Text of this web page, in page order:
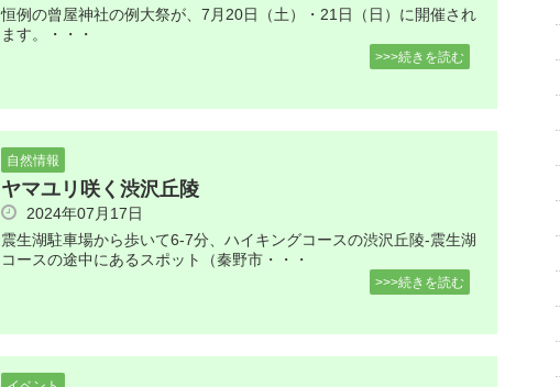
恒例の曾屋神社の例大祭が、7月20日（土）・21日（日）に開催され
ます。・・・
>>>続きを読む
自然情報
ヤマユリ咲く渋沢丘陵
2024年07月17日
震生湖駐車場から歩いて6-7分、ハイキングコースの渋沢丘陵-震生湖
コースの途中にあるスポット（秦野市・・・
>>>続きを読む